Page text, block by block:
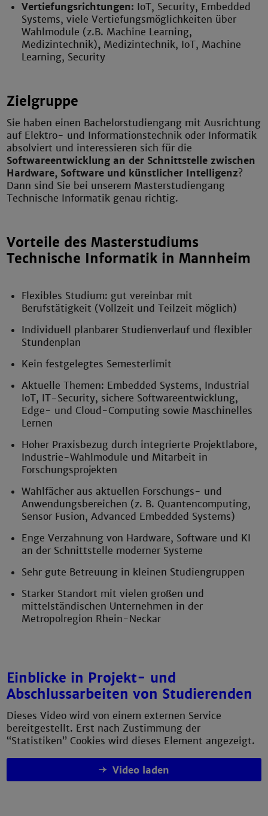
Vertiefungsrichtungen: IoT, Security, Embedded
Systems, viele Vertiefungsmöglichkeiten über
Wahlmodule (z.B. Machine Learning,
Medizintechnik), Medizintechnik, IoT, Machine
Learning, Security
Zielgruppe
Sie haben einen Bachelorstudiengang mit Ausrichtung
auf Elektro- und Informationstechnik oder Informatik
absolviert und interessieren sich für die
Softwareentwicklung an der Schnittstelle zwischen
Hardware, Software und künstlicher Intelligenz?
Dann sind Sie bei unserem Masterstudiengang
Technische Informatik genau richtig.
Vorteile des Masterstudiums
Technische Informatik in Mannheim
Flexibles Studium: gut vereinbar mit
Berufstätigkeit (Vollzeit und Teilzeit möglich)
Individuell planbarer Studienverlauf und flexibler
Stundenplan
Kein festgelegtes Semesterlimit
Aktuelle Themen: Embedded Systems, Industrial
IoT, IT-Security, sichere Softwareentwicklung,
Edge- und Cloud-Computing sowie Maschinelles
Lernen
Hoher Praxisbezug durch integrierte Projektlabore,
Industrie-Wahlmodule und Mitarbeit in
Forschungsprojekten
Wahlfächer aus aktuellen Forschungs- und
Anwendungsbereichen (z. B. Quantencomputing,
Sensor Fusion, Advanced Embedded Systems)
Enge Verzahnung von Hardware, Software und KI
an der Schnittstelle moderner Systeme
Sehr gute Betreuung in kleinen Studiengruppen
Starker Standort mit vielen großen und
mittelständischen Unternehmen in der
Metropolregion Rhein-Neckar
Einblicke in Projekt- und
Abschlussarbeiten von Studierenden
Dieses Video wird von einem externen Service
bereitgestellt. Erst nach Zustimmung der
“Statistiken” Cookies wird dieses Element angezeigt.
Video laden